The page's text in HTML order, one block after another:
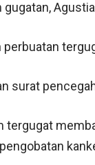
gugatan,
perbuatan
surat
tergugat